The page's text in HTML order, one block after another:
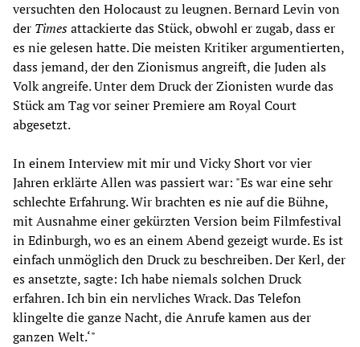
versuchten den Holocaust zu leugnen. Bernard Levin von
der Timesattackierte das Stück, obwohl er zugab, dass er
es nie gelesen hatte. Die meisten Kritiker argumentierten,
dass jemand, der den Zionismus angreift, die Juden als
Volk angreife. Unter dem Druck der Zionisten wurde das
Stück am Tag vor seiner Premiere am Royal Court
abgesetzt.
In einem Interview mit mir und Vicky Short vor vier
Jahren erklärte Allen was passiert war: "Es war eine sehr
schlechte Erfahrung. Wir brachten es nie auf die Bühne,
mit Ausnahme einer gekürzten Version beim Filmfestival
in Edinburgh, wo es an einem Abend gezeigt wurde. Es ist
einfach unmöglich den Druck zu beschreiben. Der Kerl, der
es ansetzte, sagte: Ich habe niemals solchen Druck
erfahren. Ich bin ein nervliches Wrack. Das Telefon
klingelte die ganze Nacht, die Anrufe kamen aus der
ganzen Welt.‘"